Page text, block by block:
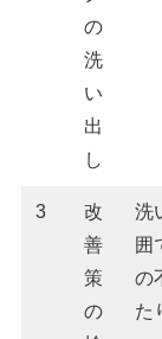
の
洗
い
出
し
3
改
善
策
の
洗
囲
の
た